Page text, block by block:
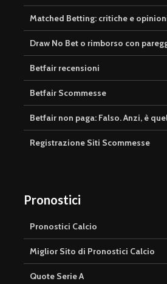
Matched Betting: critiche e
Draw No Bet o rimborso con
Betfair recensioni
Betfair Scommesse
Betfair non paga: Falso. Anzi, è
Registrazione Siti Scommesse
Pronostici
Pronostici Calcio
Miglior Sito di Pronostici Calcio
Quote Serie A